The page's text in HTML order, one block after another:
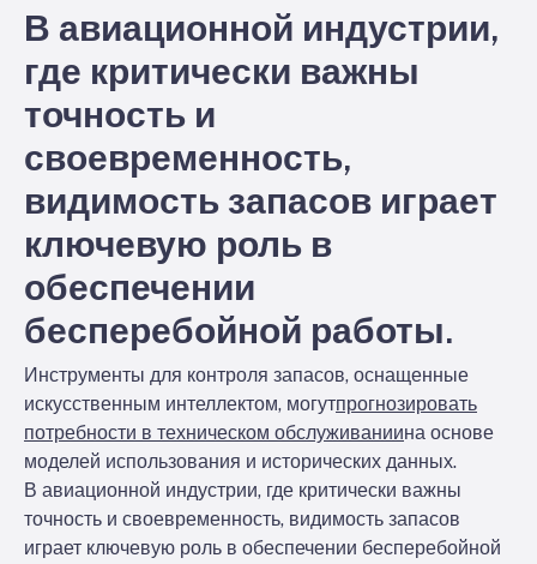
В авиационной индустрии,
где критически важны
точность и
своевременность,
видимость запасов играет
ключевую роль в
обеспечении
бесперебойной работы.
Инструменты для контроля запасов, оснащенные
искусственным интеллектом, могутпрогнозировать
потребности в техническом обслуживаниина основе
моделей использования и исторических данных.
В авиационной индустрии, где критически важны
точность и своевременность, видимость запасов
играет ключевую роль в обеспечении бесперебойной